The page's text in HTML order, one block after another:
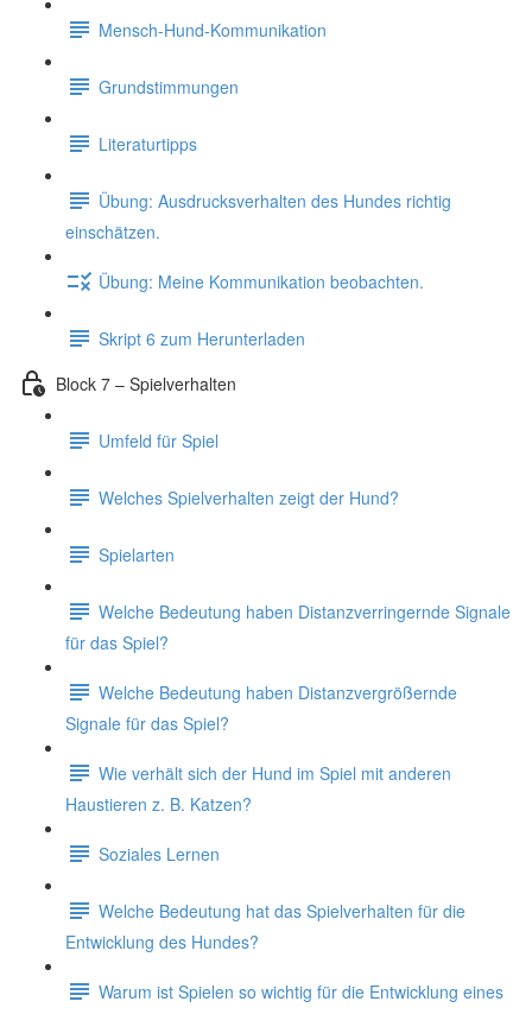
Mensch-Hund-Kommunikation
Grundstimmungen
Literaturtipps
Übung: Ausdrucksverhalten des Hundes richtig
einschätzen.
Übung: Meine Kommunikation beobachten.
Skript 6 zum Herunterladen
Block 7 – Spielverhalten
Umfeld für Spiel
Welches Spielverhalten zeigt der Hund?
Spielarten
Welche Bedeutung haben Distanzverringernde Signale
für das Spiel?
Welche Bedeutung haben Distanzvergrößernde
Signale für das Spiel?
Wie verhält sich der Hund im Spiel mit anderen
Haustieren z. B. Katzen?
Soziales Lernen
Welche Bedeutung hat das Spielverhalten für die
Entwicklung des Hundes?
Warum ist Spielen so wichtig für die Entwicklung eines